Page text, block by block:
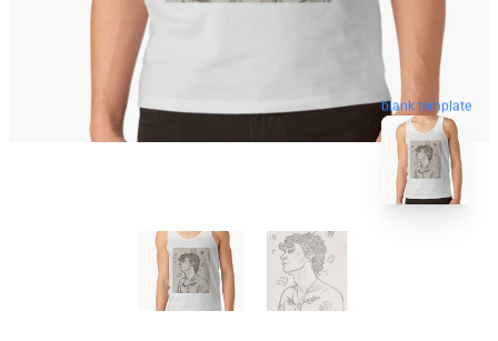
blank template